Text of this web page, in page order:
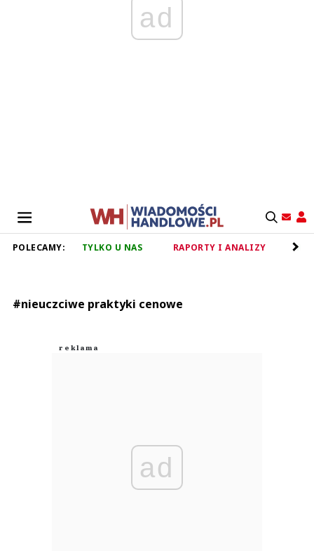
ad
POLECAMY: TYLKO U NAS RAPORTY I ANALIZY
#nieuczciwe praktyki cenowe
ad